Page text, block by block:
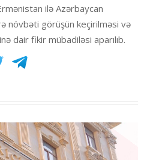
ilə Azərbaycan
növbəti görüşün keçirilməsi və
dair fikir mübadiləsi aparılıb.